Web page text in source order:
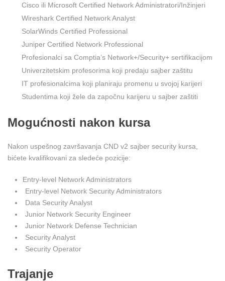
Cisco ili Microsoft Certified Network Administratori/Inžinjeri
Wireshark Certified Network Analyst
SolarWinds Certified Professional
Juniper Certified Network Professional
Profesionalci sa Comptia’s Network+/Security+ sertifikacijom
Univerzitetskim profesorima koji predaju sajber zaštitu
IT profesionalcima koji planiraju promenu u svojoj karijeri
Studentima koji žele da započnu karijeru u sajber zaštiti
Mogućnosti nakon kursa
Nakon uspešnog završavanja CND v2 sajber security kursa,
bićete kvalifikovani za sledeće pozicije:
Entry-level Network Administrators
Entry-level Network Security Administrators
Data Security Analyst
Junior Network Security Engineer
Junior Network Defense Technician
Security Analyst
Security Operator
Trajanje